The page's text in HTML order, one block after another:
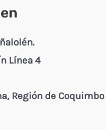
Línea 4
Región de Coquimbo